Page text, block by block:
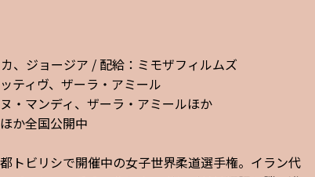
、ジョージア / 配給：ミモザフィルムズ
ティヴ、ザーラ・アミール
・マンディ、ザーラ・アミールほか
か全国公開中
トビリシで開催中の女子世界柔道選手権。イラン代